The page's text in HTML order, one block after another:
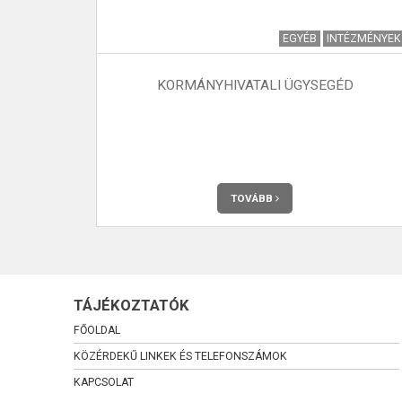
EGYÉB INTÉZMÉNYEK
KORMÁNYHIVATALI ÜGYSEGÉD
TOVÁBB
TÁJÉKOZTATÓK
FŐOLDAL
KÖZÉRDEKŰ LINKEK ÉS TELEFONSZÁMOK
KAPCSOLAT